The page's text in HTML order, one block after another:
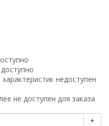
доступно
недоступен
не доступен для заказа
+